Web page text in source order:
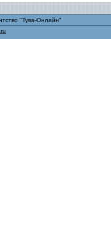
"Тува-Онлайн"